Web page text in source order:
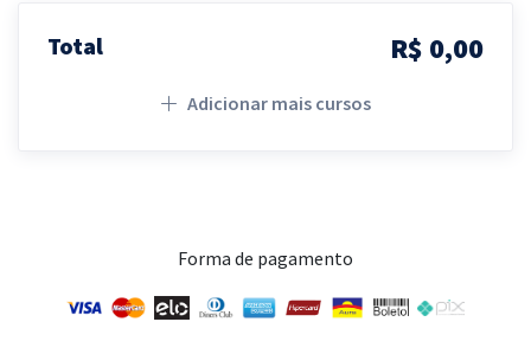
Total R$ 0,00
Adicionar mais cursos
Forma de pagamento